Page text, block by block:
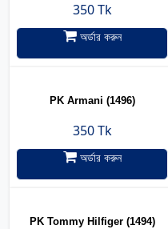
350 Tk
অর্ডার করুন
PK Armani (1496)
350 Tk
অর্ডার করুন
PK Tommy Hilfiger (1494)